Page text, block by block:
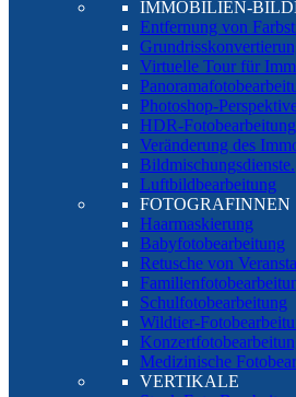
IMMOBILIEN-
Entfernung von
Virtuelle Tour für
Photoshop-
HDR-Fotobearbeitung
Veränderung des
Bildmischungsdienste.
Luftbildbearbeitung
FOTOGRAFINNEN
Haarmaskierung
Babyfotobearbeitung
Retusche von
Schulfotobearbeitung
Wildtier-
Medizinische
VERTIKALE